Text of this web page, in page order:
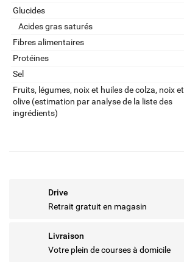
Glucides
Acides gras saturés
Fibres alimentaires
Protéines
Sel
Fruits‚ légumes‚ noix et huiles de colza‚ noix et
olive (estimation par analyse de la liste des
ingrédients)
Drive
Retrait gratuit en magasin
Livraison
Votre plein de courses à domicile